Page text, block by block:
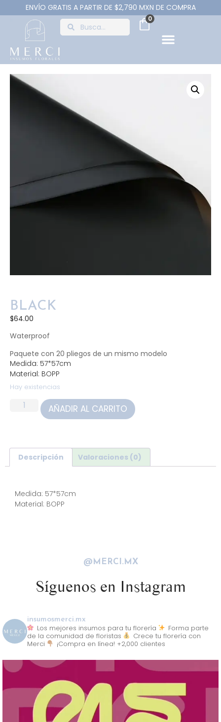
ENVÍO GRATIS A PARTIR DE $2,790 MXN DE COMPRA
0
BLACK
$64.00
Waterproof
Paquete con 20 pliegos de un mismo modelo
Medida: 57*57cm
Material: BOPP
Hay existencias
AÑADIR AL CARRITO
Descripción Valoraciones (0)
Medida: 57*57cm
Material: BOPP
@MERCI.MX
Síguenos en Instagram
insumosmerci.mx
Los mejores insumos para tu florería
Forma parte
de la comunidad de floristas
Crece tu florería con
Merci
¡Compra en línea! +2,000 clientes